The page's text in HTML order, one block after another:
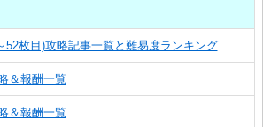
52枚目)攻略記事一覧と難易度ランキング
＆報酬一覧
＆報酬一覧